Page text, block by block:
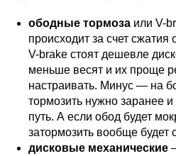
ободные тормоза или V-
происходит за счет
V-brake стоят дешевле
меньше весят и их проще
настраивать. Минус — на
тормозить нужно заранее
путь. А если обод будет
затормозить вообще будет
дисковые механические